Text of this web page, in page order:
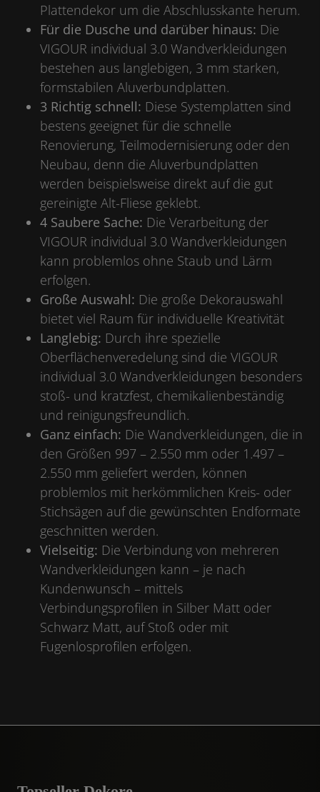
Plattendekor um die Abschlusskante herum.
Für die Dusche und darüber hinaus: Die
VIGOUR individual 3.0 Wandverkleidungen
bestehen aus langlebigen, 3 mm starken,
formstabilen Aluverbundplatten.
3 Richtig schnell: Diese Systemplatten sind
bestens geeignet für die schnelle
Renovierung, Teilmodernisierung oder den
Neubau, denn die Aluverbundplatten
werden beispielsweise direkt auf die gut
gereinigte Alt-Fliese geklebt.
4 Saubere Sache: Die Verarbeitung der
VIGOUR individual 3.0 Wandverkleidungen
kann problemlos ohne Staub und Lärm
erfolgen.
Große Auswahl: Die große Dekorauswahl
bietet viel Raum für individuelle Kreativität
Langlebig: Durch ihre spezielle
Oberflächenveredelung sind die VIGOUR
individual 3.0 Wandverkleidungen besonders
stoß- und kratzfest, chemikalienbeständig
und reinigungsfreundlich.
Ganz einfach: Die Wandverkleidungen, die in
den Größen 997 – 2.550 mm oder 1.497 –
2.550 mm geliefert werden, können
problemlos mit herkömmlichen Kreis- oder
Stichsägen auf die gewünschten Endformate
geschnitten werden.
Vielseitig: Die Verbindung von mehreren
Wandverkleidungen kann – je nach
Kundenwunsch – mittels
Verbindungsprofilen in Silber Matt oder
Schwarz Matt, auf Stoß oder mit
Fugenlosprofilen erfolgen.